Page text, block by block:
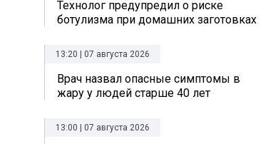
Технолог предупредил о риске
ботулизма при домашних заготовках
13:20 | 07 августа 2026
Врач назвал опасные симптомы в
жару у людей старше 40 лет
13:00 | 07 августа 2026